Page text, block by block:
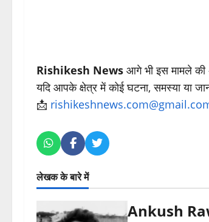
Rishikesh News आगे भी इस मामले की
यदि आपके क्षेत्र में कोई घटना, समस्या या
📩
लेखक के बारे में
Ankush